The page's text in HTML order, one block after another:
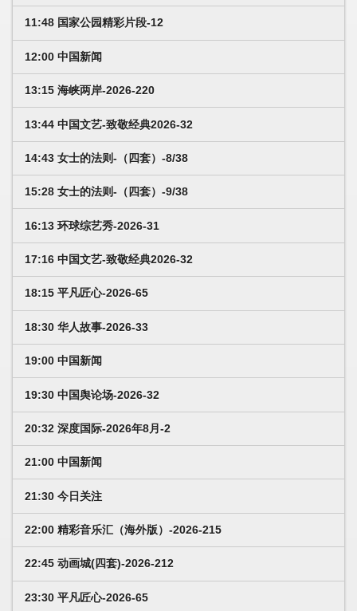
11:48 国家公园精彩片段-12
12:00 中国新闻
13:15 海峡两岸-2026-220
13:44 中国文艺-致敬经典2026-32
14:43 女士的法则-（四套）-8/38
15:28 女士的法则-（四套）-9/38
16:13 环球综艺秀-2026-31
17:16 中国文艺-致敬经典2026-32
18:15 平凡匠心-2026-65
18:30 华人故事-2026-33
19:00 中国新闻
19:30 中国舆论场-2026-32
20:32 深度国际-2026年8月-2
21:00 中国新闻
21:30 今日关注
22:00 精彩音乐汇（海外版）-2026-215
22:45 动画城(四套)-2026-212
23:30 平凡匠心-2026-65